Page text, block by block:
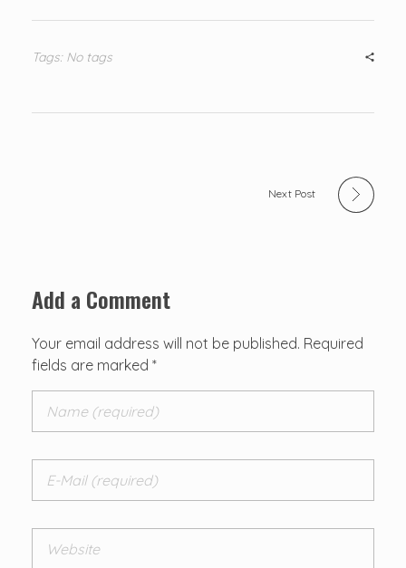
Tags: No tags
Next Post
Add a Comment
Your email address will not be published. Required
fields are marked *